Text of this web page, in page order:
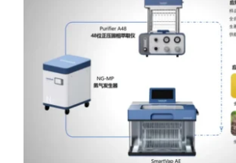
联系我们